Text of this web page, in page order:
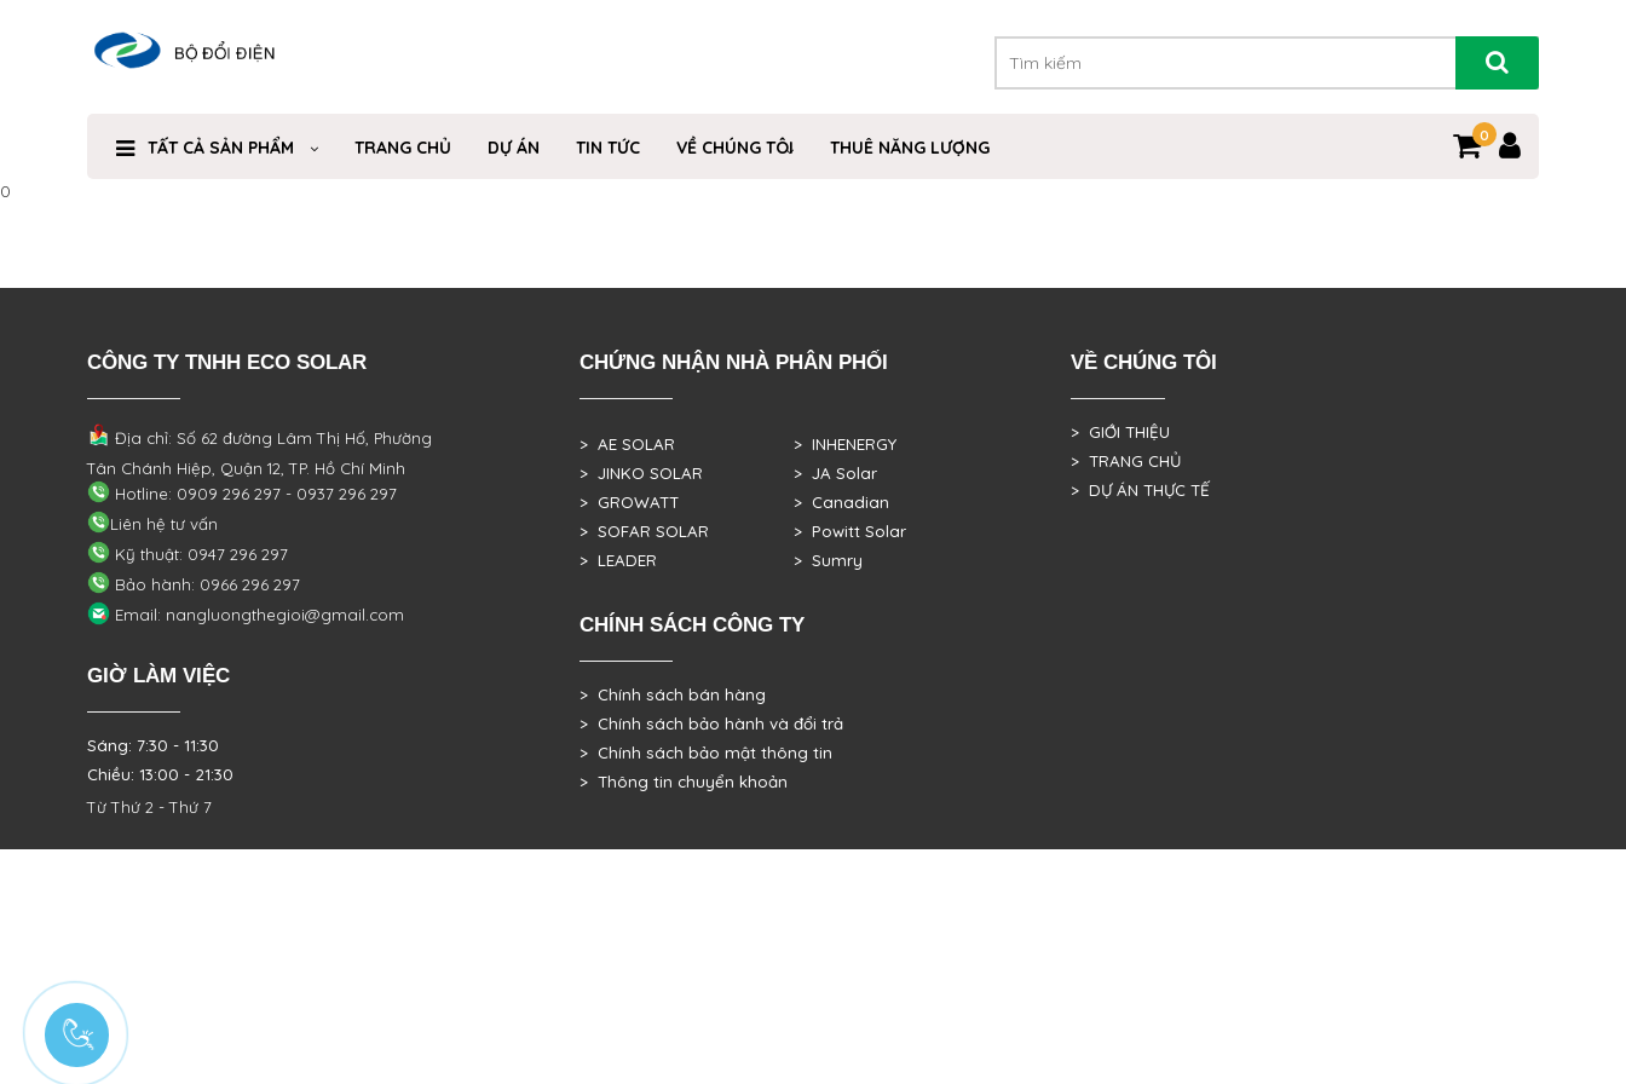
TẤT CẢ SẢN PHẨM TRANG CHỦ DỰ ÁN TIN TỨC VỀ CHÚNG TÔI THUÊ NĂNG LƯỢNG
0
0
CÔNG TY TNHH ECO SOLAR
Địa chỉ: Số 62 đường Lâm Thị Hố, Phường
Tân Chánh Hiệp, Quận 12, TP. Hồ Chí Minh
Hotline: 0909 296 297 - 0937 296 297
Liên hệ tư vấn
Kỹ thuật: 0947 296 297
Bảo hành: 0966 296 297
Email: nangluongthegioi@gmail.com
GIỜ LÀM VIỆC
Sáng: 7:30 - 11:30
Chiều: 13:00 - 21:30
Từ Thứ 2 - Thứ 7
CHỨNG NHẬN NHÀ PHÂN PHỐI
> AE SOLAR
> JINKO SOLAR
> GROWATT
> SOFAR SOLAR
> LEADER
> INHENERGY
> JA Solar
> Canadian
> Powitt Solar
> Sumry
CHÍNH SÁCH CÔNG TY
> Chính sách bán hàng
> Chính sách bảo hành và đổi trả
> Chính sách bảo mật thông tin
> Thông tin chuyển khoản
VỀ CHÚNG TÔI
> GIỚI THIỆU
> TRANG CHỦ
> DỰ ÁN THỰC TẾ